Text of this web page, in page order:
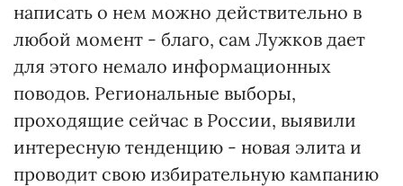
написать о нем можно действительно в
любой момент - благо, сам Лужков дает
для этого немало информационных
поводов. Региональные выборы,
проходящие сейчас в России, выявили
интересную тенденцию - новая элита и
проводит свою избирательную кампанию